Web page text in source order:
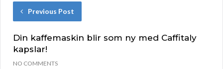
Previous Post
Din kaffemaskin blir som ny med Caffitaly
kapslar!
NO COMMENTS